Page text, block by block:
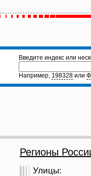
Введите индекс или
Например, 198328 или
Регионы
Улицы: